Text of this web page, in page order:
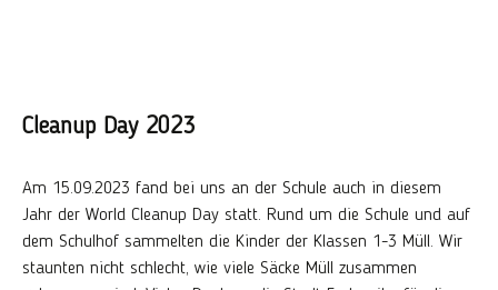
Cleanup Day 2023
Am 15.09.2023 fand bei uns an der Schule auch in diesem
Jahr der World Cleanup Day statt. Rund um die Schule und auf
dem Schulhof sammelten die Kinder der Klassen 1-3 Müll. Wir
staunten nicht schlecht, wie viele Säcke Müll zusammen